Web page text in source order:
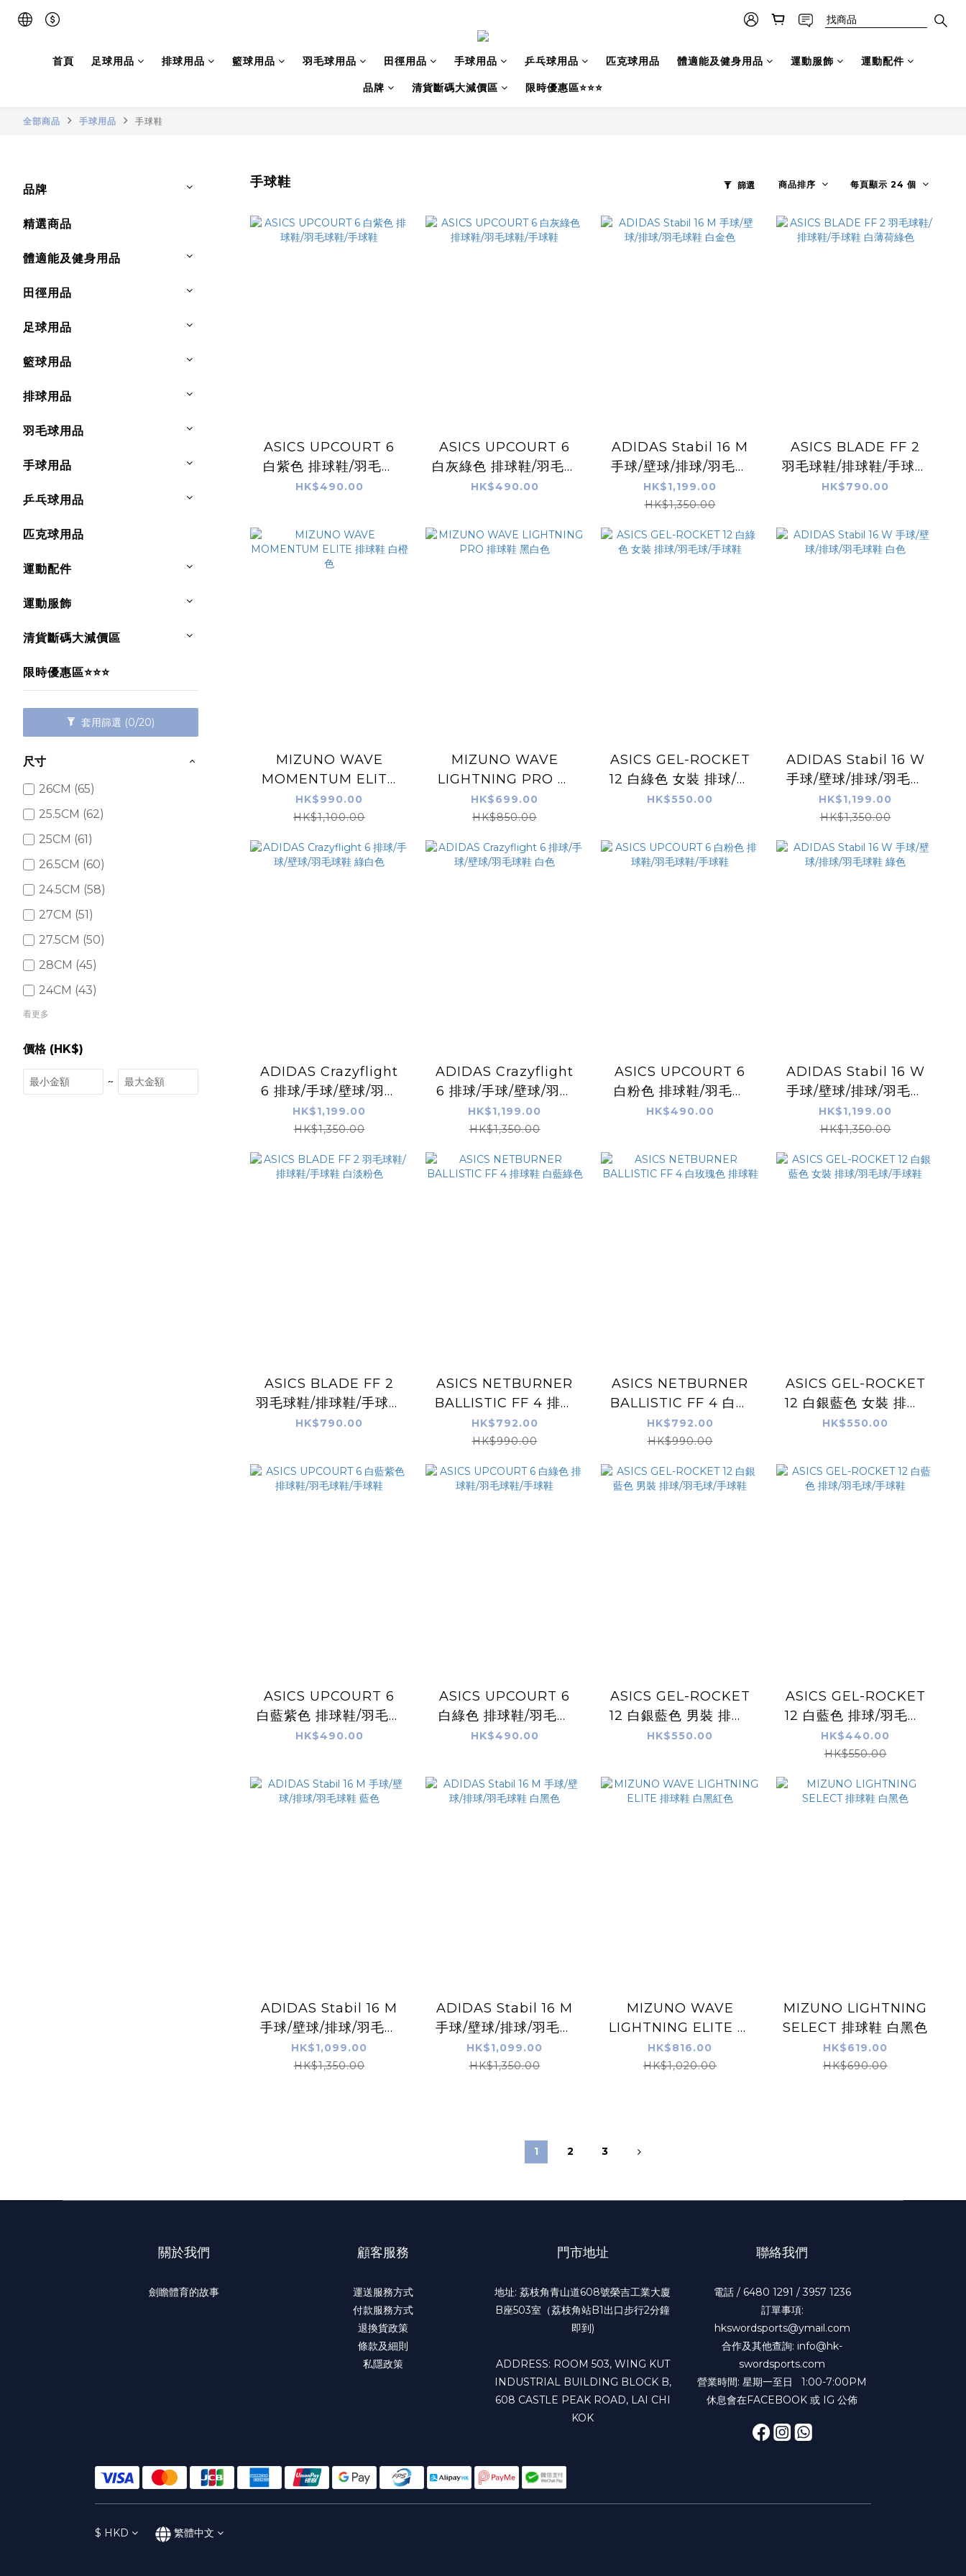
首頁 足球用品 排球用品 籃球用品 羽毛球用品 田徑用品 手球用品 乒乓球用品 匹克球用品 體適能及健身用品 運動服飾 運動配件
品牌 清貨斷碼大減價區 限時優惠區⭐⭐⭐
全部商品 手球用品 手球鞋
品牌
精選商品
體適能及健身用品
田徑用品
足球用品
籃球用品
排球用品
羽毛球用品
手球用品
乒乓球用品
匹克球用品
運動配件
運動服飾
清貨斷碼大減價區
限時優惠區⭐⭐⭐
套用篩選 (0/20)
尺寸
26CM (65)
25.5CM (62)
25CM (61)
26.5CM (60)
24.5CM (58)
27CM (51)
27.5CM (50)
28CM (45)
24CM (43)
看更多
價格 (HK$)
~
手球鞋 篩選 商品排序 每頁顯示 24 個
ASICS UPCOURT 6
白紫色 排球鞋/羽毛球
鞋/手球鞋
HK$490.00
ASICS UPCOURT 6
白灰綠色 排球鞋/羽毛球
鞋/手球鞋
HK$490.00
ADIDAS Stabil 16 M
手球/壁球/排球/羽毛球
鞋 白金色
HK$1,199.00
HK$1,350.00
ASICS BLADE FF 2
羽毛球鞋/排球鞋/手球鞋
白薄荷綠色
HK$790.00
MIZUNO WAVE
MOMENTUM ELITE
排球鞋 白橙色
HK$990.00
HK$1,100.00
MIZUNO WAVE
LIGHTNING PRO 排
球鞋 黑白色
HK$699.00
HK$850.00
ASICS GEL-ROCKET
12 白綠色 女裝 排球/羽
毛球/手球鞋
HK$550.00
ADIDAS Stabil 16 W
手球/壁球/排球/羽毛球
鞋 白色
HK$1,199.00
HK$1,350.00
ADIDAS Crazyflight
6 排球/手球/壁球/羽毛
球鞋 綠白色
HK$1,199.00
HK$1,350.00
ADIDAS Crazyflight
6 排球/手球/壁球/羽毛
球鞋 白色
HK$1,199.00
HK$1,350.00
ASICS UPCOURT 6
白粉色 排球鞋/羽毛球
鞋/手球鞋
HK$490.00
ADIDAS Stabil 16 W
手球/壁球/排球/羽毛球
鞋 綠色
HK$1,199.00
HK$1,350.00
ASICS BLADE FF 2
羽毛球鞋/排球鞋/手球鞋
白淡粉色
HK$790.00
ASICS NETBURNER
BALLISTIC FF 4 排球
鞋 白藍綠色
HK$792.00
HK$990.00
ASICS NETBURNER
BALLISTIC FF 4 白玫
瑰色 排球鞋
HK$792.00
HK$990.00
ASICS GEL-ROCKET
12 白銀藍色 女裝 排球/
羽毛球/手球鞋
HK$550.00
ASICS UPCOURT 6
白藍紫色 排球鞋/羽毛球
鞋/手球鞋
HK$490.00
ASICS UPCOURT 6
白綠色 排球鞋/羽毛球
鞋/手球鞋
HK$490.00
ASICS GEL-ROCKET
12 白銀藍色 男裝 排球/
羽毛球/手球鞋
HK$550.00
ASICS GEL-ROCKET
12 白藍色 排球/羽毛球/
手球鞋
HK$440.00
HK$550.00
ADIDAS Stabil 16 M
手球/壁球/排球/羽毛球
鞋 藍色
HK$1,099.00
HK$1,350.00
ADIDAS Stabil 16 M
手球/壁球/排球/羽毛球
鞋 白黑色
HK$1,099.00
HK$1,350.00
MIZUNO WAVE
LIGHTNING ELITE 排
球鞋 白黑紅色
HK$816.00
HK$1,020.00
MIZUNO LIGHTNING
SELECT 排球鞋 白黑色
HK$619.00
HK$690.00
1 2 3
關於我們
劍瞻體育的故事
顧客服務
運送服務方式
付款服務方式
退換貨政策
條款及細則
私隱政策
門市地址
地址: 荔枝角青山道608號榮吉工業大廈
B座503室（荔枝角站B1出口步行2分鐘
即到)
ADDRESS: ROOM 503, WING KUT
INDUSTRIAL BUILDING BLOCK B,
608 CASTLE PEAK ROAD, LAI CHI
KOK
聯絡我們
電話 / 6480 1291 / 3957 1236
訂單事項:
hkswordsports@ymail.com
合作及其他查詢: info@hk-
swordsports.com
營業時間: 星期一至日 1:00-7:00PM
休息會在FACEBOOK 或 IG 公佈
$ HKD 繁體中文